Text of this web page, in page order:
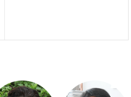
スマートハウス 完成見学会開催